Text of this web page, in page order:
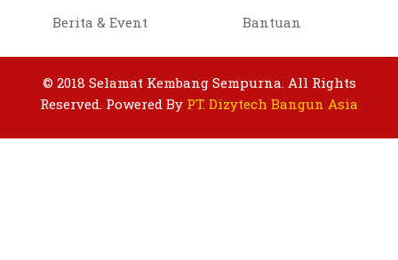
Berita & Event
Bantuan
© 2018 Selamat Kembang Sempurna. All Rights
Reserved. Powered By PT. Dizytech Bangun Asia